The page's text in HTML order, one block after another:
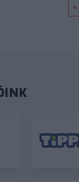
«